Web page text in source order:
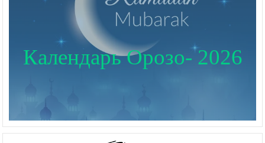
Календарь Орозо- 2026